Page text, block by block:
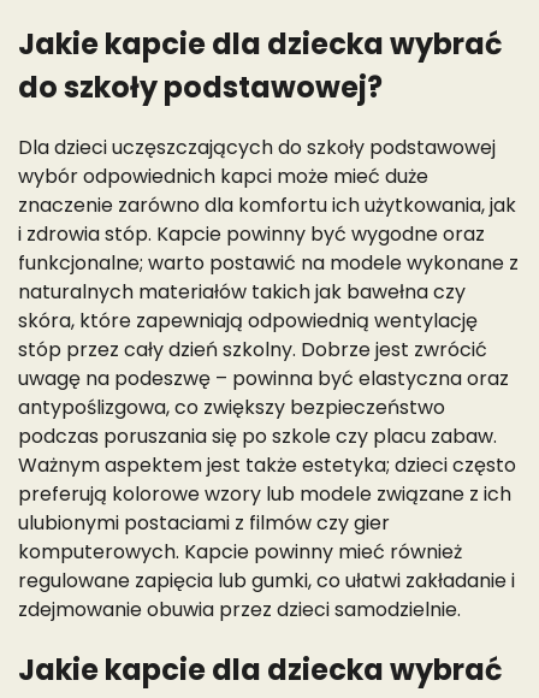
Jakie kapcie dla dziecka wybrać
do szkoły podstawowej?
Dla dzieci uczęszczających do szkoły podstawowej
wybór odpowiednich kapci może mieć duże
znaczenie zarówno dla komfortu ich użytkowania, jak
i zdrowia stóp. Kapcie powinny być wygodne oraz
funkcjonalne; warto postawić na modele wykonane z
naturalnych materiałów takich jak bawełna czy
skóra, które zapewniają odpowiednią wentylację
stóp przez cały dzień szkolny. Dobrze jest zwrócić
uwagę na podeszwę – powinna być elastyczna oraz
antypoślizgowa, co zwiększy bezpieczeństwo
podczas poruszania się po szkole czy placu zabaw.
Ważnym aspektem jest także estetyka; dzieci często
preferują kolorowe wzory lub modele związane z ich
ulubionymi postaciami z filmów czy gier
komputerowych. Kapcie powinny mieć również
regulowane zapięcia lub gumki, co ułatwi zakładanie i
zdejmowanie obuwia przez dzieci samodzielnie.
Jakie kapcie dla dziecka wybrać